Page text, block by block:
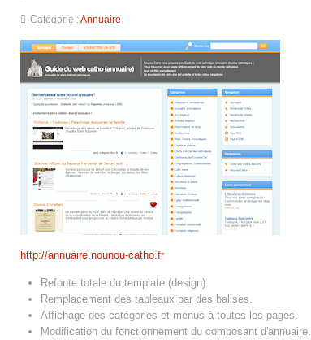
Catégorie :Annuaire
http://annuaire.nounou-catho.fr
Refonte totale du template (design).
Remplacement des tableaux par des balises.
Affichage des catégories et menus à toutes les pages.
Modification du fonctionnement du composant d'annuaire.